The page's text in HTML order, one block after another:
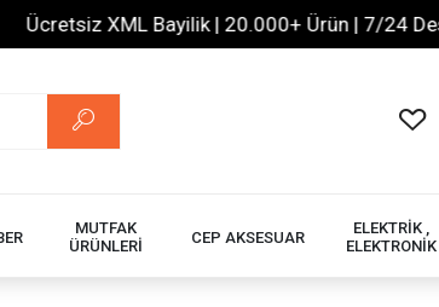
XML Bayilik | 20.000+ Ürün | 7/24 Destek |
MUTFAK
ÜRÜNLERİ
CEP AKSESUAR
ELEKTRİK ,
ELEKTRONİK